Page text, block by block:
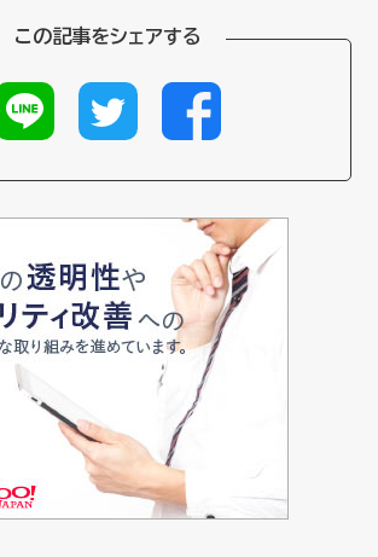
この記事をシェアする